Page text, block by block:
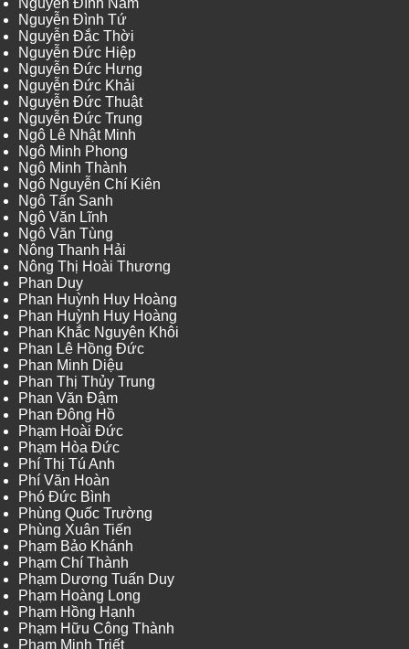
Nguyễn Đình Tứ
Nguyễn Đắc Thời
Nguyễn Đức Hiệp
Nguyễn Đức Hưng
Nguyễn Đức Khải
Nguyễn Đức Thuật
Nguyễn Đức Trung
Ngô Lê Nhật Minh
Ngô Minh Phong
Ngô Minh Thành
Ngô Nguyễn Chí Kiên
Ngô Tấn Sanh
Ngô Văn Lĩnh
Ngô Văn Tùng
Nông Thanh Hải
Nông Thị Hoài Thương
Phan Duy
Phan Huỳnh Huy Hoàng
Phan Huỳnh Huy Hoàng
Phan Khắc Nguyên Khôi
Phan Lê Hồng Đức
Phan Minh Diệu
Phan Thị Thủy Trung
Phan Văn Đậm
Phan Đông Hồ
Phạm Hoài Đức
Phạm Hòa Đức
Phí Thị Tú Anh
Phí Văn Hoàn
Phó Đức Bình
Phùng Quốc Trường
Phùng Xuân Tiến
Phạm Bảo Khánh
Phạm Chí Thành
Phạm Dương Tuấn Duy
Phạm Hoàng Long
Phạm Hồng Hạnh
Phạm Hữu Công Thành
Phạm Minh Triết